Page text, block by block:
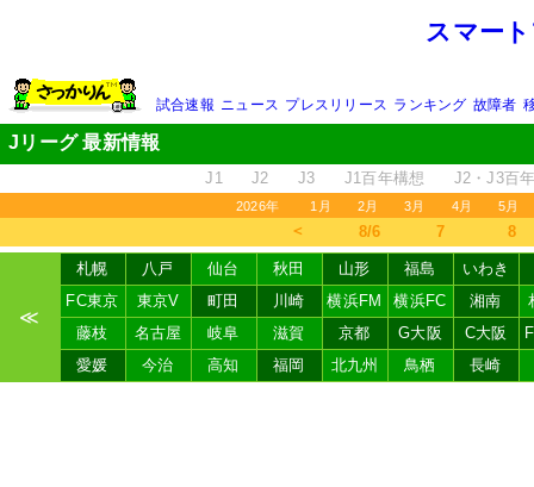
スマー
試合速報 ニュース プレスリリース ランキング 故障者
Jリーグ 最新情報
J1 J2 J3 J1百年構想 J2・J3百
2026年 1月 2月 3月 4月 5月
＜ 8/6 7 8
≪
札幌 八戸 仙台 秋田 山形 福島
いわき
FC東京
東京V 町田 川崎 横浜FM 横浜FC 湘南
藤枝
名古屋 岐阜 滋賀 京都 G大阪 C大阪
愛媛
今治 高知 福岡 北九州 鳥栖 長崎